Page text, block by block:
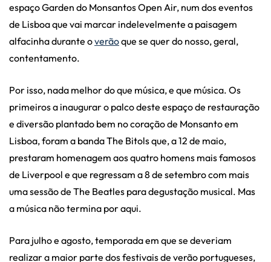
espaço Garden do Monsantos Open Air, num dos eventos
de Lisboa que vai marcar indelevelmente a paisagem
alfacinha durante overãoque se quer do nosso, geral,
contentamento.
Por isso, nada melhor do que música, e que música. Os
primeiros a inaugurar o palco deste espaço de restauração
e diversão plantado bem no coração de Monsanto em
Lisboa, foram a banda The Bitols que, a 12 de maio,
prestaram homenagem aos quatro homens mais famosos
de Liverpool e que regressam a 8 de setembro com mais
uma sessão de The Beatles para degustação musical. Mas
a música não termina por aqui.
Para julho e agosto, temporada em que se deveriam
realizar a maior parte dos festivais de verão portugueses,